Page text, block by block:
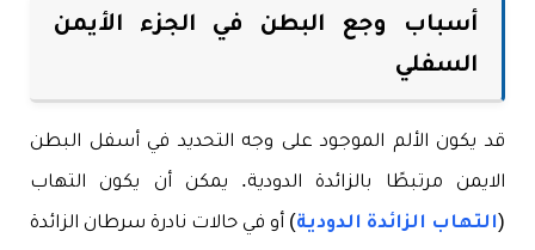
أسباب وجع البطن في الجزء الأيمن
السفلي
قد يكون الألم الموجود على وجه التحديد في أسفل البطن
الايمن مرتبطًا بالزائدة الدودية. يمكن أن يكون التهاب
(التهاب الزائدة الدودية) أو في حالات نادرة سرطان الزائدة